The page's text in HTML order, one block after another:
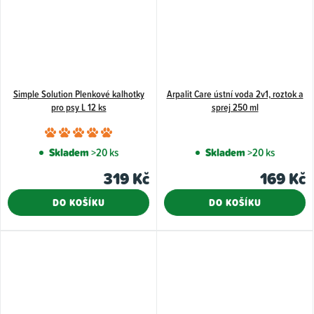
Simple Solution Plenkové kalhotky
pro psy L 12 ks
Průměrné
hodnocení
je
z
Skladem>20 ks
319 Kč
DO KOŠÍKU
Arpalit Care ústní voda 2v1, roztok a
sprej 250 ml
Skladem>20 ks
169 Kč
DO KOŠÍKU